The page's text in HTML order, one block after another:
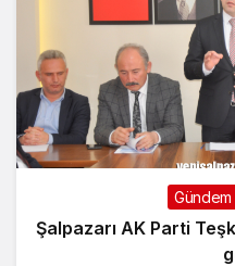
Gündem
Şalpazarı AK Parti